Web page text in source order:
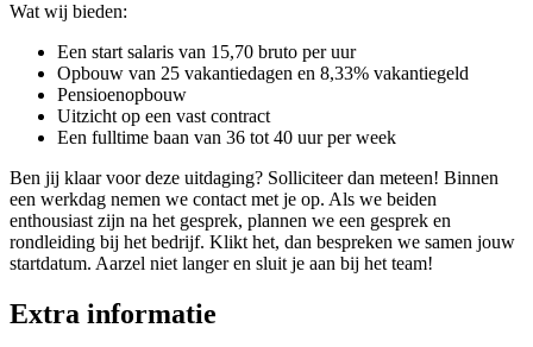
Wat wij bieden:
Een start salaris van 15,70 bruto per uur
Opbouw van 25 vakantiedagen en 8,33% vakantiegeld
Pensioenopbouw
Uitzicht op een vast contract
Een fulltime baan van 36 tot 40 uur per week
Ben jij klaar voor deze uitdaging? Solliciteer dan meteen! Binnen
een werkdag nemen we contact met je op. Als we beiden
enthousiast zijn na het gesprek, plannen we een gesprek en
rondleiding bij het bedrijf. Klikt het, dan bespreken we samen jouw
startdatum. Aarzel niet langer en sluit je aan bij het team!
Extra informatie